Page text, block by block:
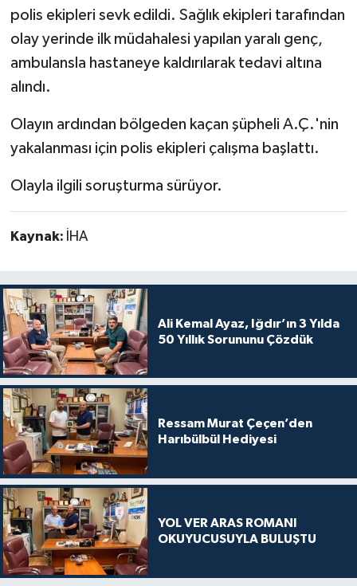
polis ekipleri sevk edildi. Sağlık ekipleri tarafından
olay yerinde ilk müdahalesi yapılan yaralı genç,
ambulansla hastaneye kaldırılarak tedavi altına
alındı.
Olayın ardından bölgeden kaçan şüpheli A.Ç.'nin
yakalanması için polis ekipleri çalışma başlattı.
Olayla ilgili soruşturma sürüyor.
Kaynak: İHA
Ali Kemal Ayaz, Iğdır’ın 3 Yılda
50 Yıllık Sorununu Çözdük
Ressam Murat Çeçen’den
Harıbülbül Hediyesi
YOL VER ARAS ROMANI
OKUYUCUSUYLA BULUŞTU